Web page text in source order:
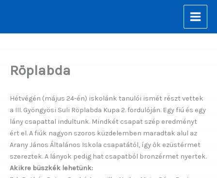
Röplabda
Hétvégén (május 24-én) iskolánk tanulói ismét részt vettek
a III. Gyöngyösi Suli Röplabda Kupa 2. fordulóján. Egy fiú és egy
lány csapattal indultunk. Mindkét csapat szép eredményt
ért el. A fiúk nagyon szoros küzdelemben maradtak alul az
Arany János Általános Iskola csapatától, így ők ezüstérmet
szereztek. A lányok pedig hat csapatból bronzérmet nyertek.
Akikre büszkék lehetünk: